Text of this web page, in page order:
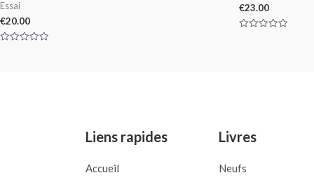
Essai
€20.00
€23.00
Liens rapides
Accueil
Livres
Neufs